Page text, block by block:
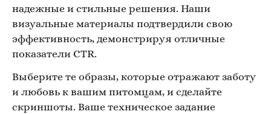
надежные и стильные решения. Наши
визуальные материалы подтвердили свою
эффективность, демонстрируя отличные
показатели CTR.
Выберите те образы, которые отражают заботу
и любовь к вашим питомцам, и сделайте
скриншоты. Ваше техническое задание